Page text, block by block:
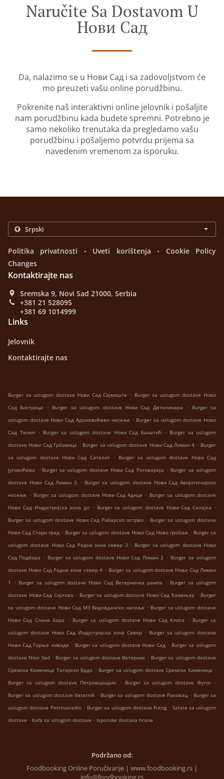
Naručite Sa Dostavom U
Нови Сад
Da, nalazimo se u Нови Сад i sa zadovoljstvom će
mo preuzeti vašu online porudžbinu.
Pokrenite naš interaktivni online jelovnik i pošaljite
nam porudžbinu kada budete spremni. Potrebno je
samo nekoliko trenutaka da pregledamo vašu
porudžbinu i pošaljemo potvrdu prijema sa
navedenim vremenom za isporuku.
Politika privatnosti . Uveti korištenja .
Cookie Policy
Changes
Kontaktirajte nas
Sremska 9, Novi Sad 21000, Serbia
+381 21 528095
+381 69 1014999
Links
Jelovnik
Kontaktirajte nas
Burger sa uslugom dostave Нови Сад Сајмиште . Burger sa uslugom dostave Нови
Сад Бистрица
. Burger sa uslugom dostave Нови Сад Детелинара .
Burger sa
uslugom dostave Нови Сад Адамовићево насеље . Burger sa uslugom dostave Нови
Сад Телеп . Burger sa uslugom dostave Нови Сад Банатић . Burger sa uslugom
dostave Нови Сад Грбавица . Burger sa uslugom dostave Нови Сад Лиман 4 . Burger
sa uslugom dostave Нови Сад Сателит . Burger sa uslugom dostave Нови Сад
Југовићево . Burger sa uslugom dostave Нови Сад Роткварија . Burger sa uslugom
dostave Нови Сад Лиман 3 . Burger sa uslugom dostave Нови Сад Авијатичарско
насеље . Burger sa uslugom dostave Нови Сад Адице . Burger sa uslugom dostave
Нови Сад Индустријска зона југ . Burger sa uslugom dostave Нови Сад Салајка .
Burger sa uslugom dostave Нови Сад Рибарско острво . Burger sa uslugom dostave
Нови Сад Стари град . Burger sa uslugom dostave Нови Сад Ново гробље . Burger sa
uslugom dostave Нови Сад Радна зона север 3 . Burger sa uslugom dostave Нови
Сад Подбара . Burger sa uslugom dostave Нови Сад Лиман 2 . Burger sa uslugom
dostave Нови Сад Радна зона север 4 . Burger sa uslugom dostave Нови Сад Лиман
1
. Burger sa uslugom dostave Нови Сад Ветерничка рампа . Burger sa uslugom
dostave Нови Сад Сајлово . Burger sa uslugom dostave Нови Сад Камењар . Burger
sa uslugom dostave Нови Сад МЗ Видовданско насеље . Burger sa uslugom dostave
Нови Сад Слана бара
. Burger sa uslugom dostave Нови Сад Клиса . Burger sa
uslugom dostave Нови Сад Индустријска зона Север . Burger sa uslugom dostave
Нови Сад Горње ливаде . Burger sa uslugom dostave Нови Сад . Burger sa uslugom
dostave Novi Sad . Burger sa uslugom dostave Ветерник . Burger sa uslugom dostave
Сремска Каменица Татарско Брдо . Burger sa uslugom dostave Сремска Каменица .
Burger sa uslugom dostave Петроварадин
. Burger sa uslugom dostave Футог .
Burger sa uslugom dostave Veternik . Burger sa uslugom dostave Раковац . Burger sa
uslugom dostave Petrovaradin . Burger sa uslugom dostave Futog . Salate sa uslugom
dostave . Kafa sa uslugom dostave . Isporuke dostava hrane
Podržano od:
Foodbooking Online Poručivanje | www.foodbooking.rs |
info@foodbooking.rs